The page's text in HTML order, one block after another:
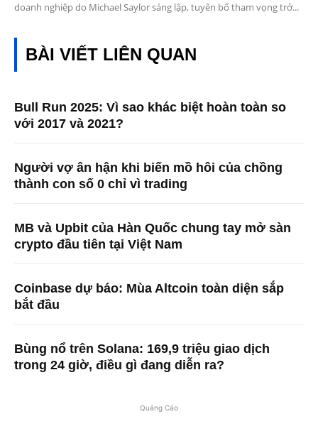
doanh nghiệp do Michael Saylor sáng lập, tuyên bố tham vọng trở...
BÀI VIẾT LIÊN QUAN
Bull Run 2025: Vì sao khác biệt hoàn toàn so
với 2017 và 2021?
Người vợ ân hận khi biến mồ hôi của chồng
thành con số 0 chỉ vì trading
MB và Upbit của Hàn Quốc chung tay mở sàn
crypto đầu tiên tại Việt Nam
Coinbase dự báo: Mùa Altcoin toàn diện sắp
bắt đầu
Bùng nổ trên Solana: 169,9 triệu giao dịch
trong 24 giờ, điều gì đang diễn ra?
Quảng Cáo